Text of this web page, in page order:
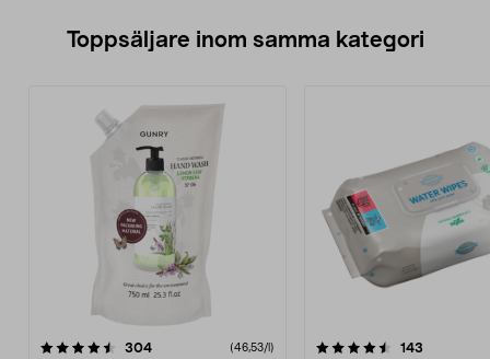
Toppsäljare inom samma kategori
304recensioner (46,53/l)
4.5 av 5 stjärnor 143
4.5 av 5 stjärnor